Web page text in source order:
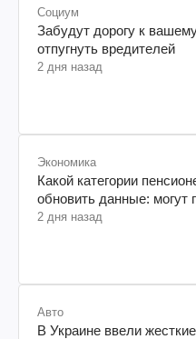
Социум
Забудут дорогу к
отпугнуть вредителей
2 дня назад
Экономика
Какой категории
обновить данные: могут
2 дня назад
Авто
В Украине ввели